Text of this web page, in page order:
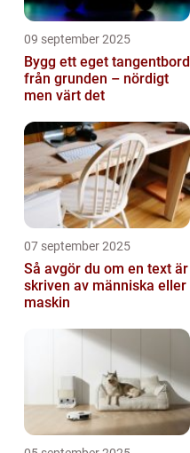
09 september 2025
Bygg ett eget tangentbord
från grunden – nördigt
men värt det
07 september 2025
Så avgör du om en text är
skriven av människa eller
maskin